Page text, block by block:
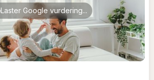
Laster Google vurdering...